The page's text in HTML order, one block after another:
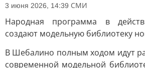
3 июня 2026, 14:39 СМИ
Народная программа в
создают модельную библиотеку
В Шебалино полным ходом идут
современной модельной